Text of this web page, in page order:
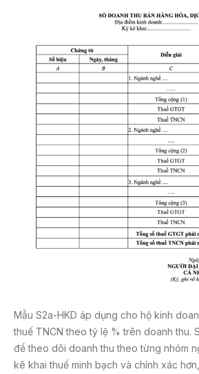
Mẫu S2a-HKD áp dụng cho hộ kinh
thuế TNCN theo tỷ lệ % trên doanh thu.
để theo dõi doanh thu theo từng nhóm
kê khai thuế minh bạch và chính xác